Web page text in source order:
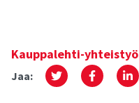
Kauppalehti-yhteistyö
Jaa: